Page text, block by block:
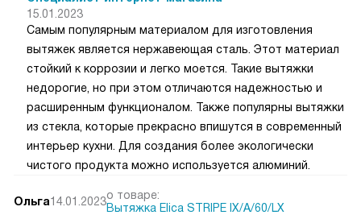
15.01.2023
Самым популярным материалом для изготовления
вытяжек является нержавеющая сталь. Этот материал
стойкий к коррозии и легко моется. Такие вытяжки
недорогие, но при этом отличаются надежностью и
расширенным функционалом. Также популярны вытяжки
из стекла, которые прекрасно впишутся в современный
интерьер кухни. Для создания более экологически
чистого продукта можно используется алюминий.
Ольга14.01.2023о товаре:
Вытяжка Elica STRIPE IX/A/60/LX